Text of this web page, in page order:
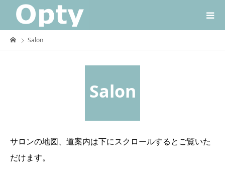
Salon
Salon
サロンの地図、道案内は下にスクロールするとご覧いた
だけます。